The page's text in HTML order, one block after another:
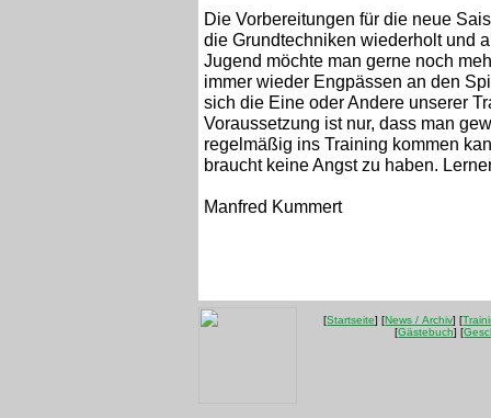
Die Vorbereitungen für die neue
die Grundtechniken wiederholt und
Jugend möchte man gerne noch
immer wieder Engpässen an den
sich die Eine oder Andere unserer
Voraussetzung ist nur, dass man
regelmäßig ins Training kommen
braucht keine Angst zu haben.
Manfred Kummert
[Startseite] [News / Archiv] [
[Gästebuch] [